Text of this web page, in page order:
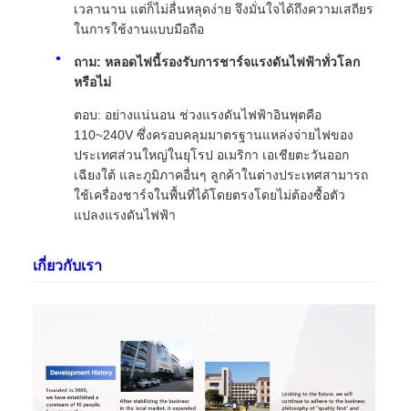
เวลานาน แต่ก็ไม่ลื่นหลุดง่าย จึงมั่นใจได้ถึงความเสถียร
ในการใช้งานแบบมือถือ
ถาม: หลอดไฟนี้รองรับการชาร์จแรงดันไฟฟ้าทั่วโลก
หรือไม่
ตอบ: อย่างแน่นอน ช่วงแรงดันไฟฟ้าอินพุตคือ
110~240V ซึ่งครอบคลุมมาตรฐานแหล่งจ่ายไฟของ
ประเทศส่วนใหญ่ในยุโรป อเมริกา เอเชียตะวันออก
เฉียงใต้ และภูมิภาคอื่นๆ ลูกค้าในต่างประเทศสามารถ
ใช้เครื่องชาร์จในพื้นที่ได้โดยตรงโดยไม่ต้องซื้อตัว
แปลงแรงดันไฟฟ้า
เกี่ยวกับเรา